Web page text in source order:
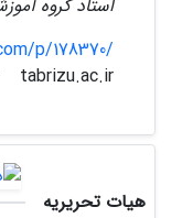
استاد گروه
p/178370/
tabrizu.ac.ir
هیات تحریریه